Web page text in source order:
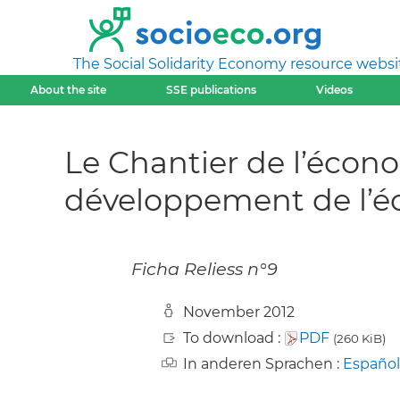
The Social Solidarity Economy resource
About the site SSE publications Videos
Le Chantier de
développement de
Ficha Reliess n°9
November 2012
To download :
PDF (260 KiB)
In anderen Sprachen : Español